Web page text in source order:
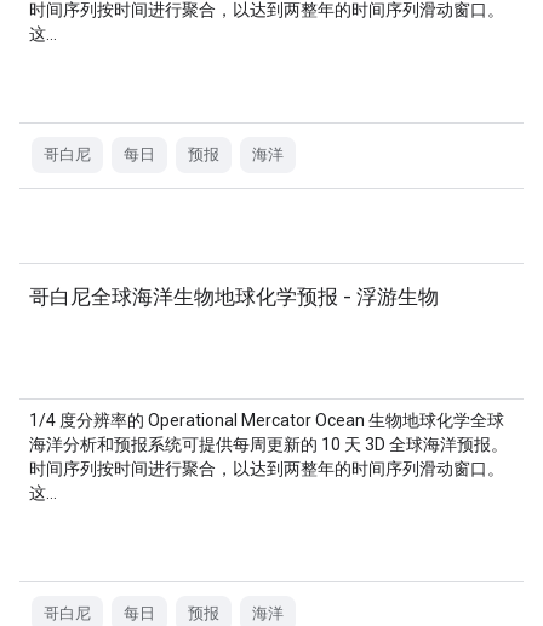
时间序列按时间进行聚合，以达到两整年的时间序列滑动窗口。
这…
哥白尼 每日 预报 海洋
哥白尼全球海洋生物地球化学预报 - 浮游生物
1/4 度分辨率的 Operational Mercator Ocean 生物地球化学全球
海洋分析和预报系统可提供每周更新的 10 天 3D 全球海洋预报。
时间序列按时间进行聚合，以达到两整年的时间序列滑动窗口。
这…
哥白尼 每日 预报 海洋